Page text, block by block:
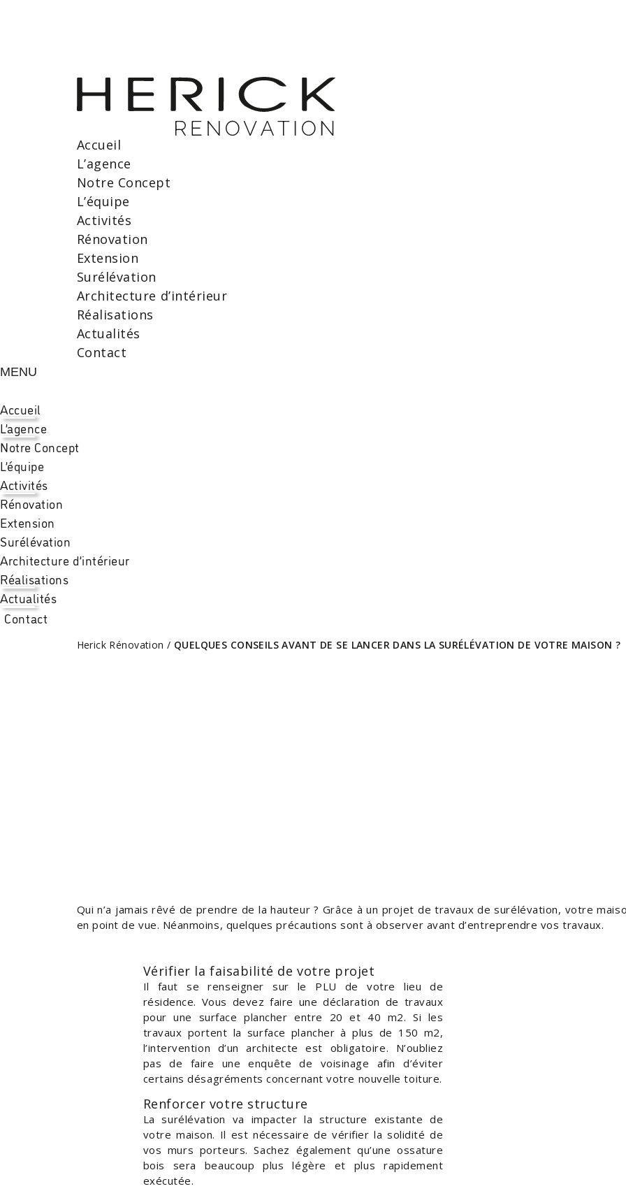
Accueil
L’agence
Notre Concept
L’équipe
Activités
Rénovation
Extension
Surélévation
Architecture d’intérieur
Réalisations
Actualités
Contact
MENU
Accueil
L’agence
Notre Concept
L’équipe
Activités
Rénovation
Extension
Surélévation
Architecture d’intérieur
Réalisations
Actualités
Contact
Herick Rénovation / QUELQUES CONSEILS AVANT DE SE LANCER DANS LA SURÉLÉVATION DE VOTRE MAISON ?
Qui n’a jamais rêvé de prendre de la hauteur ? Grâce à un projet de travaux de surélévation, votre
en point de vue. Néanmoins, quelques précautions sont à observer avant d’entreprendre vos travaux.
Vérifier la faisabilité de votre projet
Il faut se renseigner sur le PLU de votre lieu de
résidence. Vous devez faire une déclaration de travaux
pour une surface plancher entre 20 et 40 m2. Si les
travaux portent la surface plancher à plus de 150 m2,
l’intervention d’un architecte est obligatoire. N’oubliez
pas de faire une enquête de voisinage afin d’éviter
certains désagréments concernant votre nouvelle toiture.
Renforcer votre structure
La surélévation va impacter la structure existante de
votre maison. Il est nécessaire de vérifier la solidité de
vos murs porteurs. Sachez également qu’une ossature
bois sera beaucoup plus légère et plus rapidement
exécutée.